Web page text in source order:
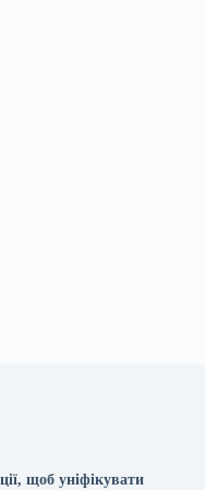
щоб уніфікувати